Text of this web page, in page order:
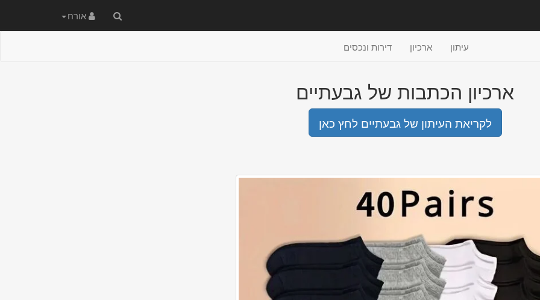
חיפוש
באתר
אורח
עיתון ארכיון דירות ונכסים
ארכיון הכתבות של גבעתיים
לקריאת העיתון של גבעתיים לחץ כאן